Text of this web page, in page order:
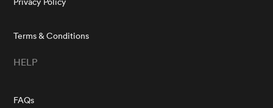
Terms & Conditions
HELP
FAQs